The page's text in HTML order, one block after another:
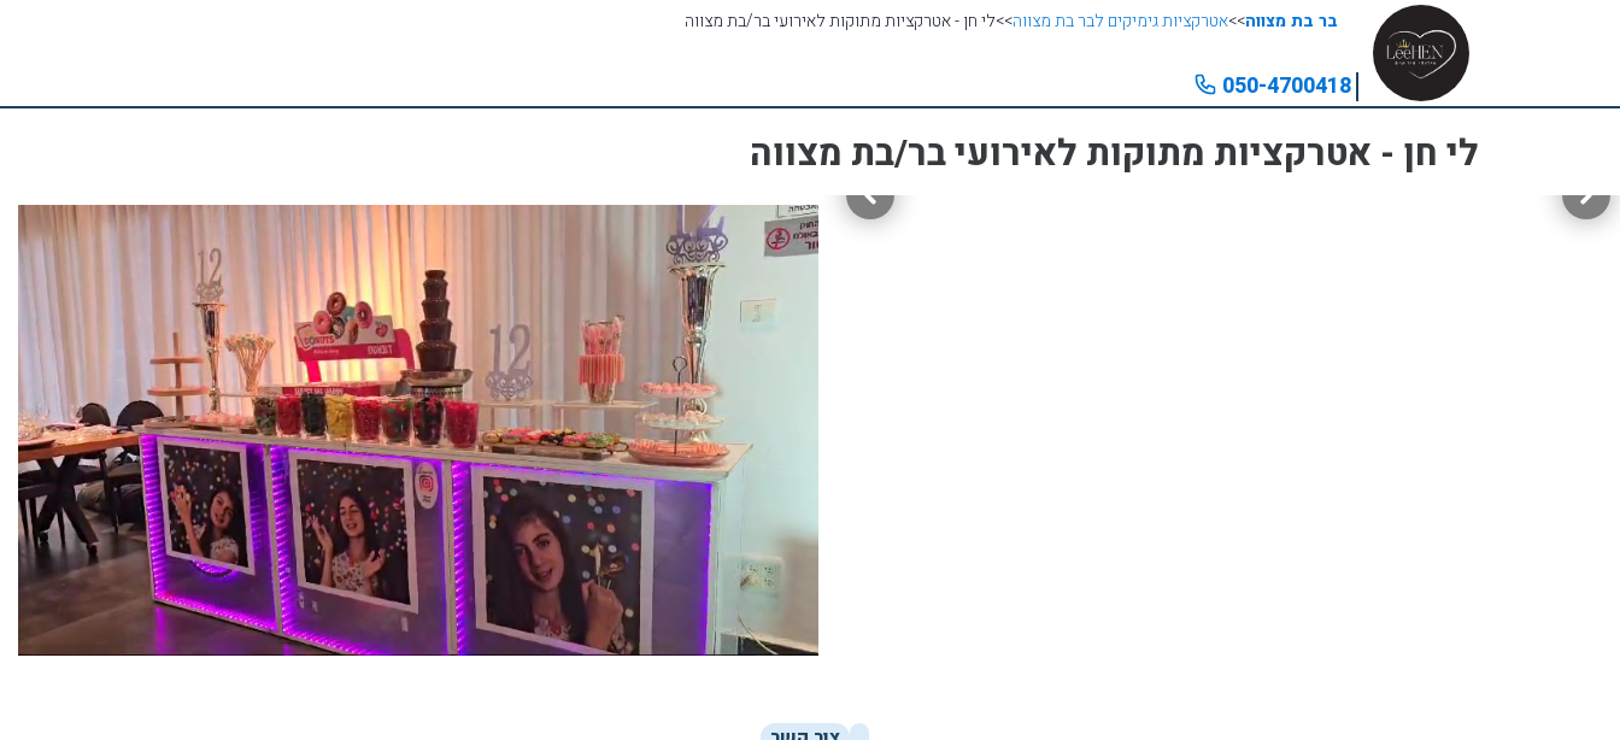
בר בת מצווה>>אטרקציות גימיקים לבר בת מצווה>>לי חן - אטרקציות מתוקות לאירועי בר/בת מצווה
050-4700418
לי חן - אטרקציות מתוקות לאירועי בר/בת מצווה